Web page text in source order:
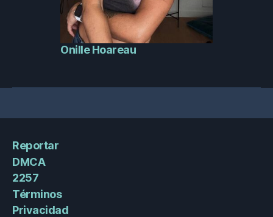
Onille Hoareau
Reportar
DMCA
2257
Términos
Privacidad